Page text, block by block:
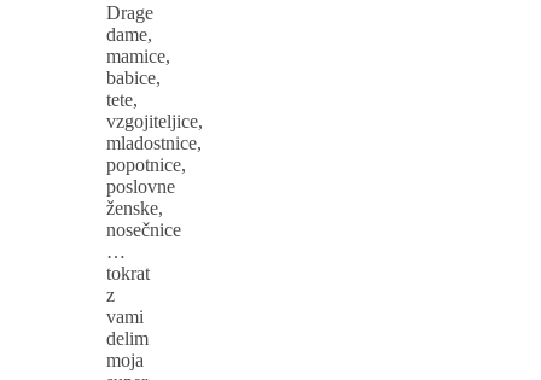
Drage
dame,
mamice,
babice,
tete,
vzgojiteljice,
mladostnice,
popotnice,
poslovne
ženske,
nosečnice
…
tokrat
z
vami
delim
moja